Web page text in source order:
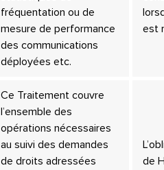
fréquentation ou de
mesure de performance
des communications
déployées etc.
est
Ce Traitement couvre
l’ensemble des
opérations nécessaires
au suivi des demandes
de droits adressées
de